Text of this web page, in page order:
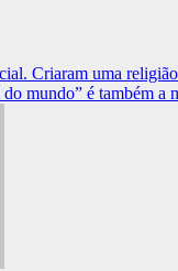
Criaram uma
mundo” é também a